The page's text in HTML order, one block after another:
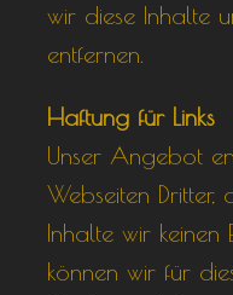
wir diese Inhalte
entfernen.
Haftung für Links
Unser Angebot
Webseiten Dritter,
Inhalte wir keinen
können wir für